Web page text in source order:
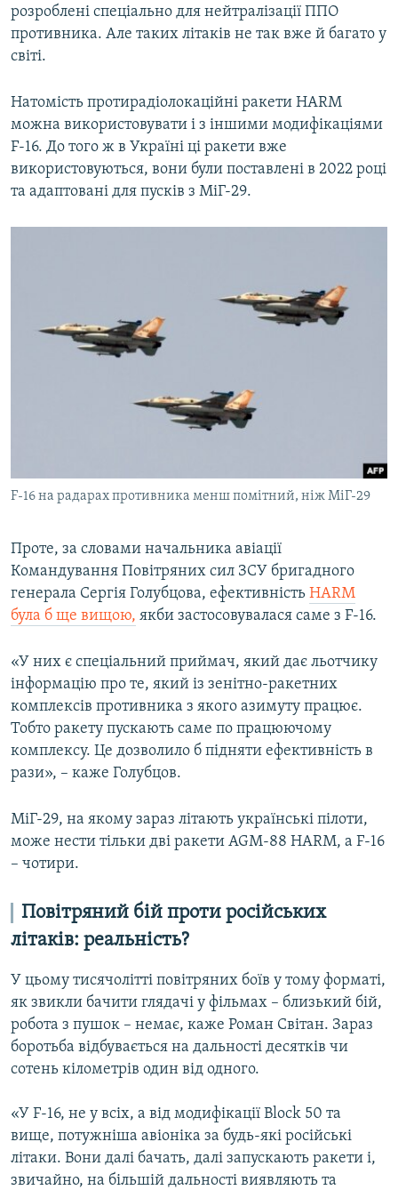
розроблені спеціально для нейтралізації ППО
противника. Але таких літаків не так вже й багато у
світі.
Натомість протирадіолокаційні ракети HARM
можна використовувати і з іншими модифікаціями
F-16. До того ж в Україні ці ракети вже
використовуються, вони були поставлені в 2022 році
та адаптовані для пусків з МіГ-29.
F-16 на радарах противника менш помітний, ніж МіГ-29
Проте, за словами начальника авіації
Командування Повітряних сил ЗСУ бригадного
генерала Сергія Голубцова, ефективність HARM
була б ще вищою, якби застосовувалася саме з F-16.
«У них є спеціальний приймач, який дає льотчику
інформацію про те, який із зенітно-ракетних
комплексів противника з якого азимуту працює.
Тобто ракету пускають саме по працюючому
комплексу. Це дозволило б підняти ефективність в
рази», – каже Голубцов.
МіГ-29, на якому зараз літають українські пілоти,
може нести тільки дві ракети AGM-88 HARM, а F-16
– чотири.
Повітряний бій проти російських
літаків: реальність?
У цьому тисячолітті повітряних боїв у тому форматі,
як звикли бачити глядачі у фільмах – близький бій,
робота з пушок – немає, каже Роман Світан. Зараз
боротьба відбувається на дальності десятків чи
сотень кілометрів один від одного.
«У F-16, не у всіх, а від модифікації Block 50 та
вище, потужніша авіоніка за будь-які російські
літаки. Вони далі бачать, далі запускають ракети і,
звичайно, на більшій дальності виявляють та